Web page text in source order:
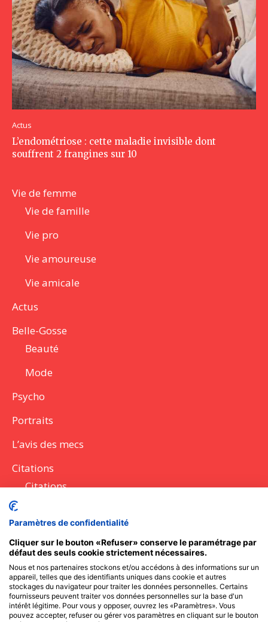
Actus
L’endométriose : cette maladie invisible dont
souffrent 2 frangines sur 10
Vie de femme
Vie de famille
Vie pro
Vie amoureuse
Vie amicale
Actus
Belle-Gosse
Beauté
Mode
Psycho
Portraits
L’avis des mecs
Citations
Citations
Questions à poser
Messages SMS
Paramètres de confidentialité
Cliquer sur le bouton «Refuser» conserve le paramétrage par
défaut des seuls cookie strictement nécessaires.
Nous et nos partenaires stockons et/ou accédons à des informations sur un
appareil, telles que des identifiants uniques dans cookie et autres
stockages du navigateur pour traiter les données personnelles. Certains
fournisseurs peuvent traiter vos données personnelles sur la base d'un
intérêt légitime. Pour vous y opposer, ouvrez les «Paramètres». Vous
pouvez accepter, refuser ou gérer vos paramètres en cliquant sur le bouton